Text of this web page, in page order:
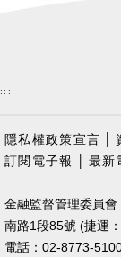
:::
隱私權政策宣言
訂閱電子報
最新
金融監督管理委員
南路1段85號 (捷運
電話：02-8773-